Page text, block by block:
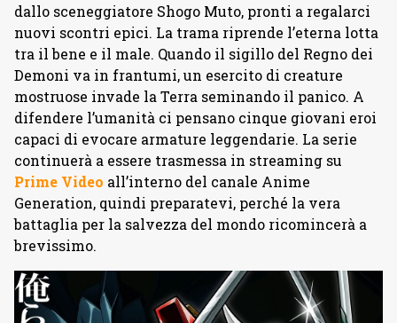
dallo sceneggiatore Shogo Muto, pronti a regalarci
nuovi scontri epici. La trama riprende l’eterna lotta
tra il bene e il male. Quando il sigillo del Regno dei
Demoni va in frantumi, un esercito di creature
mostruose invade la Terra seminando il panico. A
difendere l’umanità ci pensano cinque giovani eroi
capaci di evocare armature leggendarie. La serie
continuerà a essere trasmessa in streaming su
Prime Video all’interno del canale Anime
Generation, quindi preparatevi, perché la vera
battaglia per la salvezza del mondo ricomincerà a
brevissimo.